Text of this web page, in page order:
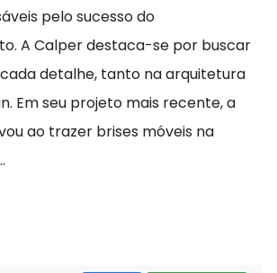
pelo sucesso do
A Calper destaca-se por buscar
detalhe, tanto na arquitetura
Em seu projeto mais recente, a
ao trazer brises móveis na